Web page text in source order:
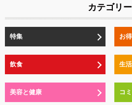
カテゴリー
特集 お
飲食 生活
美容と健康 コ